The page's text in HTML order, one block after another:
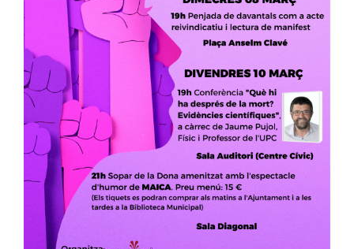
Municipi
Cerca
…